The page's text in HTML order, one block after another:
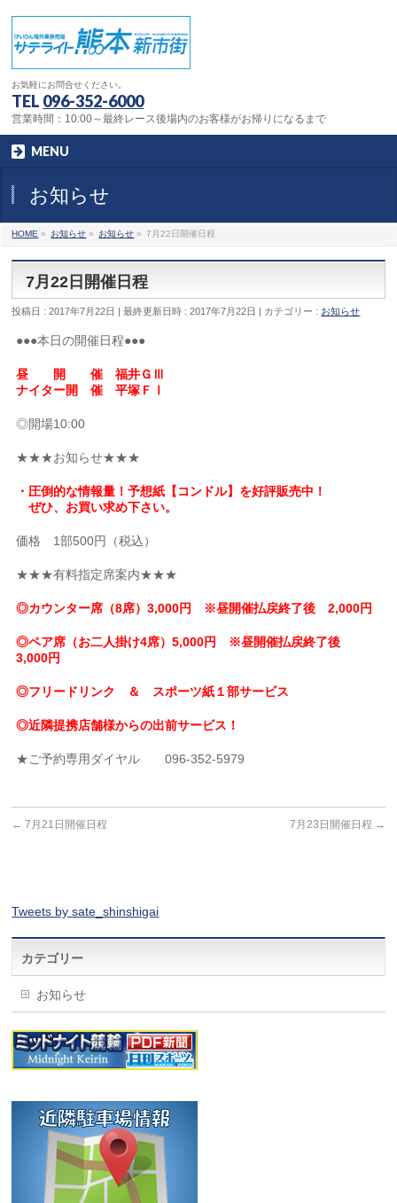
お気軽にお問合せください。
TEL 096-352-6000
営業時間：10:00～最終レース後場内のお客様がお帰りになるまで
MENU
お知らせ
HOME » お知らせ » お知らせ » 7月22日開催日程
7月22日開催日程
投稿日 : 2017年7月22日 最終更新日時 : 2017年7月22日 カテゴリー : お知らせ
●●●本日の開催日程●●●
昼 開 催 福井ＧⅢ
ナイター開 催 平塚ＦⅠ
◎開場10:00
★★★お知らせ★★★
・圧倒的な情報量！予想紙【コンドル】を好評販売中！
ぜひ、お買い求め下さい。
価格 1部500円（税込）
★★★有料指定席案内★★★
◎カウンター席（8席）3,000円 ※昼開催払戻終了後 2,000円
◎ペア席（お二人掛け4席）5,000円 ※昼開催払戻終了後
3,000円
◎フリードリンク ＆ スポーツ紙１部サービス
◎近隣提携店舗様からの出前サービス！
★ご予約専用ダイヤル 096-352-5979
← 7月21日開催日程 7月23日開催日程 →
Tweets by sate_shinshigai
カテゴリー
お知らせ